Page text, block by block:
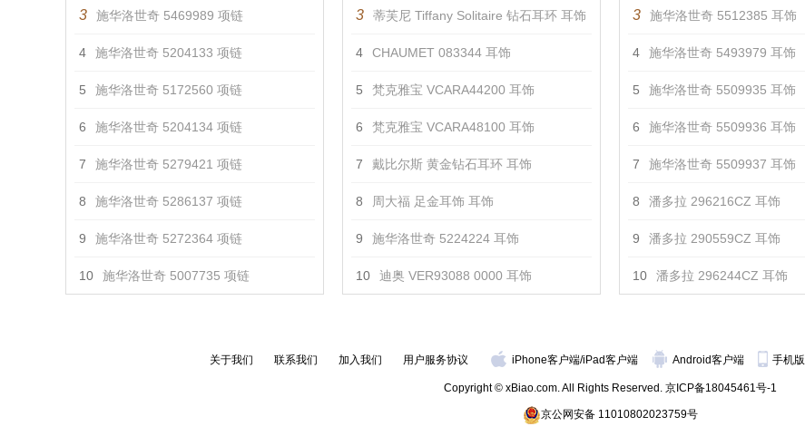
3 施华洛世奇 5469989 项链
4 施华洛世奇 5204133 项链
5 施华洛世奇 5172560 项链
6 施华洛世奇 5204134 项链
7 施华洛世奇 5279421 项链
8 施华洛世奇 5286137 项链
9 施华洛世奇 5272364 项链
10 施华洛世奇 5007735 项链
3 蒂芙尼 Tiffany Solitaire 钻石耳环 耳饰
4 CHAUMET 083344 耳饰
5 梵克雅宝 VCARA44200 耳饰
6 梵克雅宝 VCARA48100 耳饰
7 戴比尔斯 黄金钻石耳环 耳饰
8 周大福 足金耳饰 耳饰
9 施华洛世奇 5224224 耳饰
10 迪奥 VER93088 0000 耳饰
3 施华洛世奇 5512385 耳饰
4 施华洛世奇 5493979 耳饰
5 施华洛世奇 5509935 耳饰
6 施华洛世奇 5509936 耳饰
7 施华洛世奇 5509937 耳饰
8 潘多拉 296216CZ 耳饰
9 潘多拉 290559CZ 耳饰
10 潘多拉 296244CZ 耳饰
关于我们 联系我们 加入我们 用户服务协议 iPhone客户端/iPad客户端 Android客户端 手机版
Copyright © xBiao.com. All Rights Reserved. 京ICP备18045461号-1
京公网安备 11010802023759号